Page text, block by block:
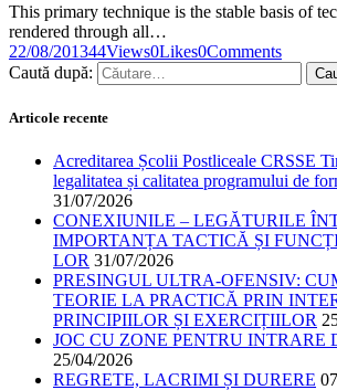
This primary technique is the stable basis of
rendered through all…
22/08/201344Views0Likes0Comments
Caută după:
Articole recente
Acreditarea Școlii Postliceale CRSSE
legalitatea și calitatea programului de
31/07/2026
CONEXIUNILE – LEGĂTURILE
IMPORTANȚA TACTICĂ ȘI
LOR 31/07/2026
PRESINGUL ULTRA-OFENSIV:
TEORIE LA PRACTICĂ PRIN
PRINCIPIILOR ȘI EXERCIȚIILOR
JOC CU ZONE PENTRU INTRARE
25/04/2026
REGRETE, LACRIMI ȘI DURERE